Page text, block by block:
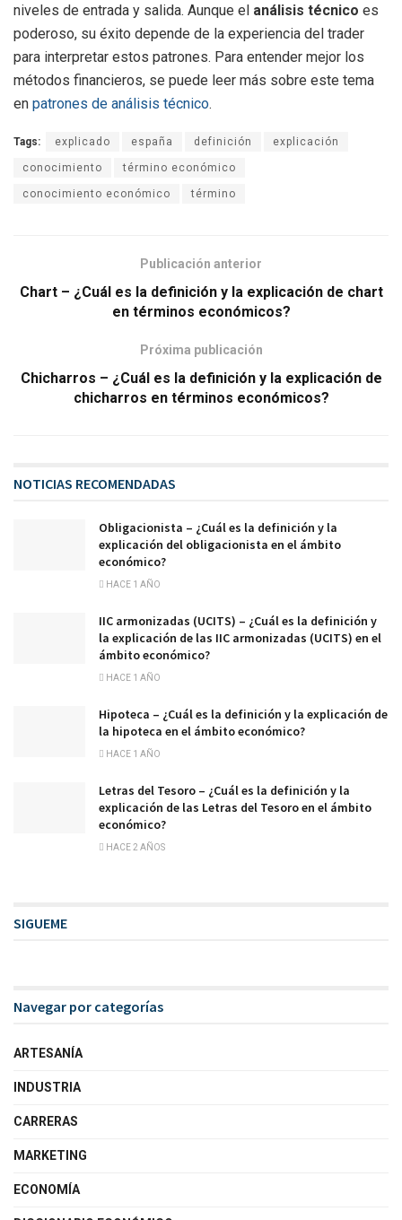
niveles de entrada y salida. Aunque el análisis técnico es
poderoso, su éxito depende de la experiencia del trader
para interpretar estos patrones. Para entender mejor los
métodos financieros, se puede leer más sobre este tema
en patrones de análisis técnico.
Tags: explicado españa definición explicación
conocimiento término económico
conocimiento económico término
Publicación anterior
Chart – ¿Cuál es la definición y la explicación de chart
en términos económicos?
Próxima publicación
Chicharros – ¿Cuál es la definición y la explicación de
chicharros en términos económicos?
NOTICIAS RECOMENDADAS
Obligacionista – ¿Cuál es la definición y la
explicación del obligacionista en el ámbito
económico?
HACE 1 AÑO
IIC armonizadas (UCITS) – ¿Cuál es la definición y
la explicación de las IIC armonizadas (UCITS) en el
ámbito económico?
HACE 1 AÑO
Hipoteca – ¿Cuál es la definición y la explicación de
la hipoteca en el ámbito económico?
HACE 1 AÑO
Letras del Tesoro – ¿Cuál es la definición y la
explicación de las Letras del Tesoro en el ámbito
económico?
HACE 2 AÑOS
SIGUEME
Navegar por categorías
ARTESANÍA
INDUSTRIA
CARRERAS
MARKETING
ECONOMÍA